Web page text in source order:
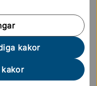
kakor
kakor
passar